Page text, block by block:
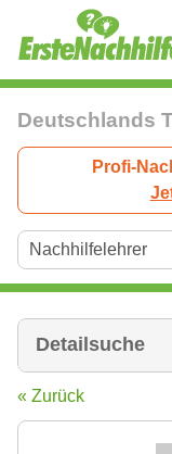
Deutschlands
Profi-
Detailsuche
« Zurück